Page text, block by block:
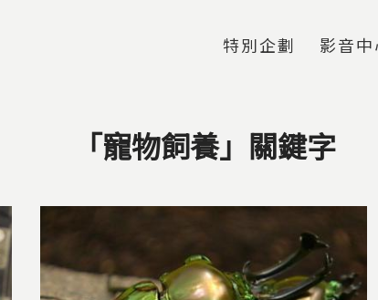
特別企劃 影音中
「寵物飼養」關鍵字